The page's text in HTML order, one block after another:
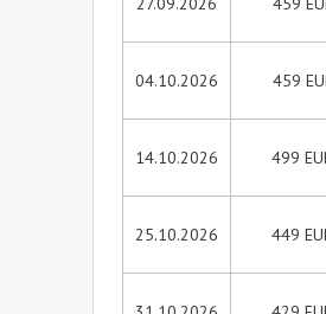
04.10.2026 459
14.10.2026 499
25.10.2026 449